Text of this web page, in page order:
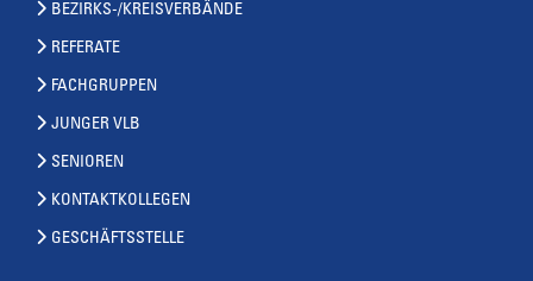
BEZIRKS-/KREISVERBÄNDE
REFERATE
FACHGRUPPEN
JUNGER VLB
SENIOREN
KONTAKTKOLLEGEN
GESCHÄFTSSTELLE